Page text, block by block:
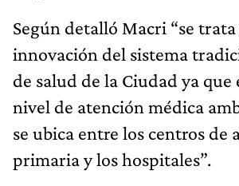
Según detalló Macri “se
innovación del sistema
de salud de la Ciudad ya que
nivel de atención médica
se ubica entre los centros de
primaria y los hospitales”.